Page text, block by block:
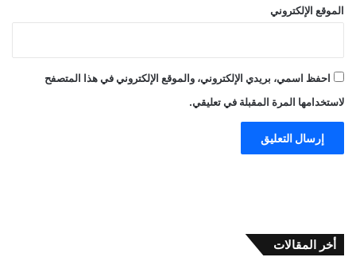
الموقع الإلكتروني
احفظ اسمي، بريدي الإلكتروني، والموقع الإلكتروني في هذا المتصفح
لاستخدامها المرة المقبلة في تعليقي.
أخر المقالات